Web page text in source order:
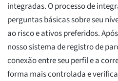
integradas. O processo de
perguntas básicas sobre seu
ao risco e ativos preferidos.
nosso sistema de registro de
conexão entre seu perfil e a
forma mais controlada e